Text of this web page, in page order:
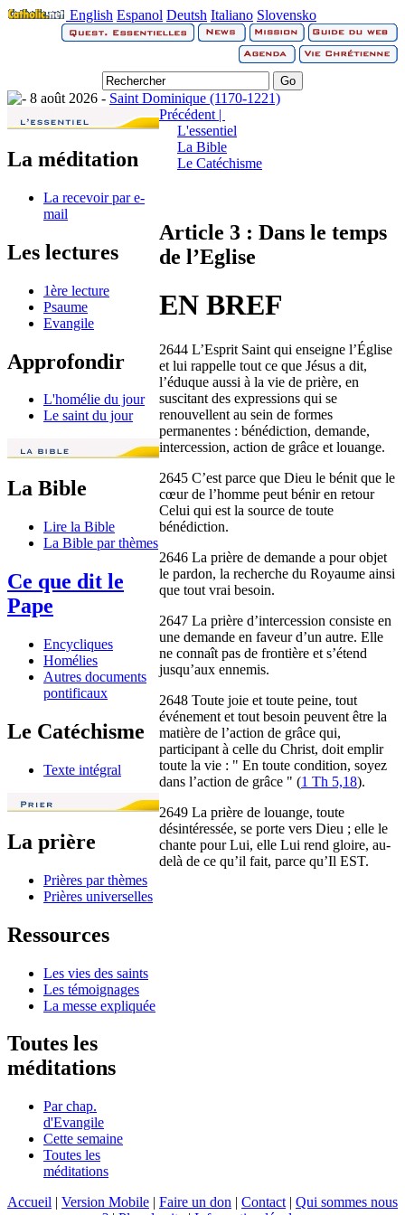
English Espanol Deutsh Italiano Slovensko
8 août 2026 - Saint Dominique (1170-1221)
La méditation
La recevoir par e-
mail
Les lectures
1ère lecture
Psaume
Evangile
Approfondir
L'homélie du jour
Le saint du jour
La Bible
Lire la Bible
La Bible par thèmes
Ce que dit le
Pape
Encycliques
Homélies
Autres documents
pontificaux
Le Catéchisme
Texte intégral
La prière
Prières par thèmes
Prières universelles
Ressources
Les vies des saints
Les témoignages
La messe expliquée
Toutes les
méditations
Par chap.
d'Evangile
Cette semaine
Toutes les
méditations
Précédent |
L'essentiel
La Bible
Le Catéchisme
Article 3 : Dans le temps
de l’Eglise
EN BREF
2644 L’Esprit Saint qui enseigne l’Église
et lui rappelle tout ce que Jésus a dit,
l’éduque aussi à la vie de prière, en
suscitant des expressions qui se
renouvellent au sein de formes
permanentes : bénédiction, demande,
intercession, action de grâce et louange.
2645 C’est parce que Dieu le bénit que le
cœur de l’homme peut bénir en retour
Celui qui est la source de toute
bénédiction.
2646 La prière de demande a pour objet
le pardon, la recherche du Royaume ainsi
que tout vrai besoin.
2647 La prière d’intercession consiste en
une demande en faveur d’un autre. Elle
ne connaît pas de frontière et s’étend
jusqu’aux ennemis.
2648 Toute joie et toute peine, tout
événement et tout besoin peuvent être la
matière de l’action de grâce qui,
participant à celle du Christ, doit emplir
toute la vie : " En toute condition, soyez
dans l’action de grâce " (1 Th 5,18).
2649 La prière de louange, toute
désintéressée, se porte vers Dieu ; elle le
chante pour Lui, elle Lui rend gloire, au-
delà de ce qu’il fait, parce qu’Il EST.
Accueil | Version Mobile | Faire un don | Contact | Qui sommes nous